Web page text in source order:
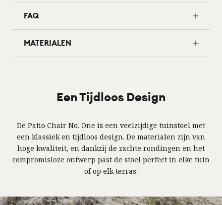
FAQ
MATERIALEN
Een Tijdloos Design
De Patio Chair No. One is een veelzijdige tuinstoel met
een klassiek en tijdloos design. De materialen zijn van
hoge kwaliteit, en dankzij de zachte rondingen en het
compromisloze ontwerp past de stoel perfect in elke tuin
of op elk terras.